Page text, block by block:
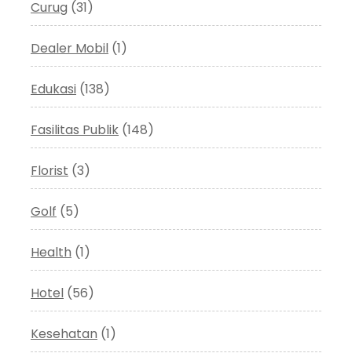
Curug (31)
Dealer Mobil (1)
Edukasi (138)
Fasilitas Publik (148)
Florist (3)
Golf (5)
Health (1)
Hotel (56)
Kesehatan (1)